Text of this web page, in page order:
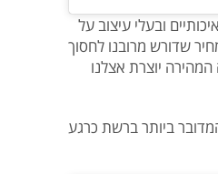
ובעלי עיצוב על
שדורש מרובנו לחסוך
יוצרת אצלנו
ביותר ברשת כרגע